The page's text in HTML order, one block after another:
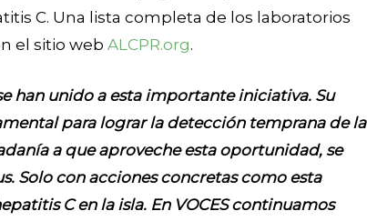
C. Una lista completa de los laboratorios
el sitio web ALCPR.org.
han unido a esta importante iniciativa. Su
para lograr la detección temprana de la
a que aproveche esta oportunidad, se
Solo con acciones concretas como esta
C en la isla. En VOCES continuamos